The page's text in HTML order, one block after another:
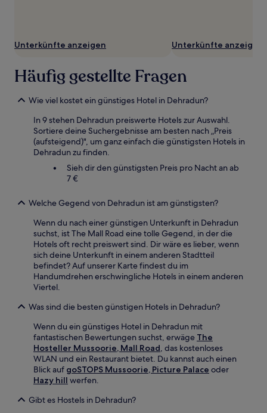
Unterkünfte anzeigen Unterkünfte anzeigen
Häufig gestellte Fragen
Wie viel kostet ein günstiges Hotel in Dehradun?
In 9 stehen Dehradun preiswerte Hotels zur Auswahl.
Sortiere deine Suchergebnisse am besten nach „Preis
(aufsteigend)", um ganz einfach die günstigsten Hotels in
Dehradun zu finden.
Sieh dir den günstigsten Preis pro Nacht an ab
7 €
Welche Gegend von Dehradun ist am günstigsten?
Wenn du nach einer günstigen Unterkunft in Dehradun
suchst, ist The Mall Road eine tolle Gegend, in der die
Hotels oft recht preiswert sind. Dir wäre es lieber, wenn
sich deine Unterkunft in einem anderen Stadtteil
befindet? Auf unserer Karte findest du im
Handumdrehen erschwingliche Hotels in einem anderen
Viertel.
Was sind die besten günstigen Hotels in Dehradun?
Wenn du ein günstiges Hotel in Dehradun mit
fantastischen Bewertungen suchst, erwäge The
Hosteller Mussoorie, Mall Road , das kostenloses
WLAN und ein Restaurant bietet. Du kannst auch einen
Blick auf goSTOPS Mussoorie, Picture Palace oder
Hazy hill werfen.
Gibt es Hostels in Dehradun?